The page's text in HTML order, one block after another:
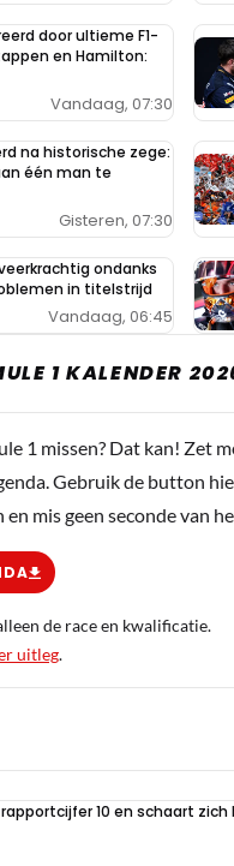
door ultieme F1-
en Hamilton:
Vandaag, 07:30
na historische zege:
één man te
Gisteren, 07:30
ondanks
in titelstrijd
Vandaag, 06:45
1 KALENDER
1 missen? Dat kan! Zet
Gebruik de button
mis geen seconde van
de race en kwalificatie.
uitleg.
10 en schaart zich